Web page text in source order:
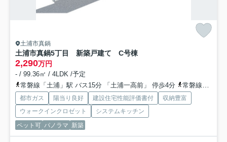
土浦市真鍋
土浦市真鍋5丁目 新築戸建て C号棟
2,290万円
- / 99.36㎡ / 4LDK /予定
常磐線「土浦」駅 バス15分 「土浦一高前」 停歩4分
常磐線「神立」駅 徒歩74分車15分 5.9km
都市ガス 陽当り良好 建設住宅性能評価書付
収納豊富
ウォークインクロゼット
システムキッチン
ペット可 パノラマ 新築